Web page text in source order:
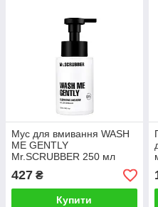
Мус для вмивання WASH
ME GENTLY
Mr.SCRUBBER 250 мл
427 ₴
Купити